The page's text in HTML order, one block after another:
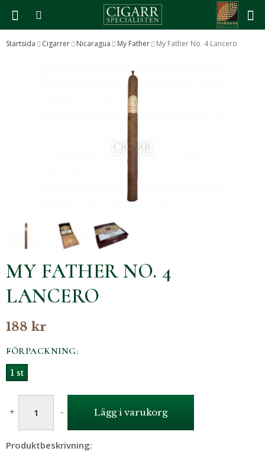
Startsida Cigarrer Nicaragua My Father My Father No. 4 Lancero
MY FATHER NO. 4
LANCERO
188 kr
FÖRPACKNING:
1 st
+ - Lägg i varukorg
Produktbeskrivning: